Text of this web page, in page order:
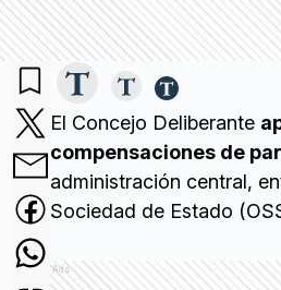
El Concejo Deliberante
compensaciones de
administración central,
Sociedad de Estado
Ads